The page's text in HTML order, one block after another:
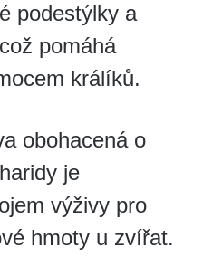
podestýlky a
pomáhá
králíků.
obohacená o
je
výživy pro
hmoty u zvířat.